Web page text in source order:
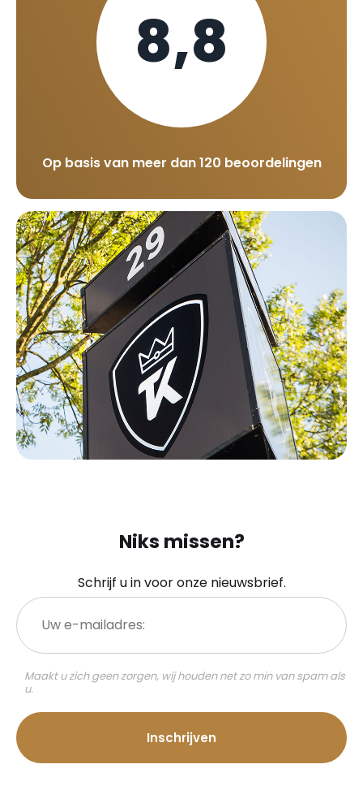
8,8
Op basis van meer dan 120 beoordelingen
Niks missen?
Schrijf u in voor onze nieuwsbrief.
Uw
e-
mailadres:
Maakt u zich geen zorgen, wij houden net zo min van spam als
u.